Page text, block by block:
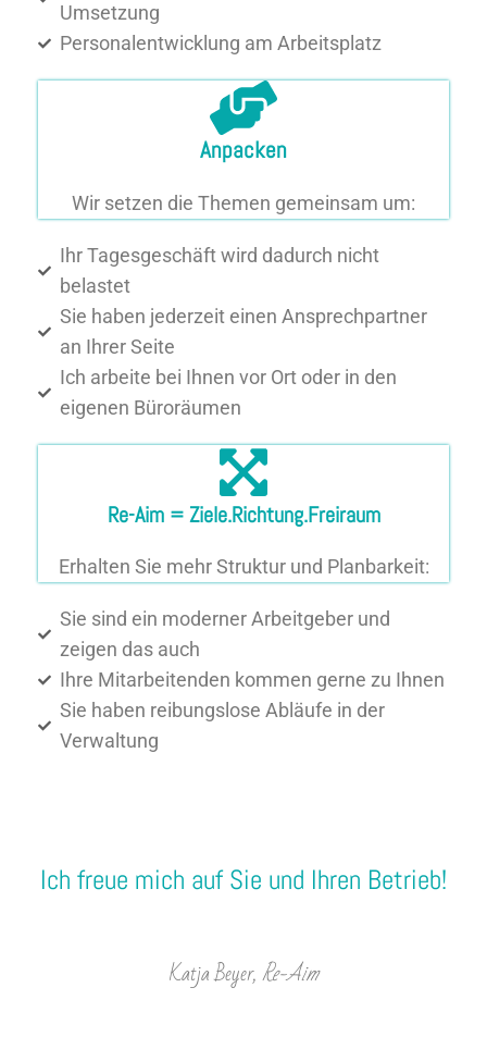
Umsetzung
Personalentwicklung am Arbeitsplatz
Anpacken
Wir setzen die Themen gemeinsam um:
Ihr Tagesgeschäft wird dadurch nicht
belastet
Sie haben jederzeit einen Ansprechpartner
an Ihrer Seite
Ich arbeite bei Ihnen vor Ort oder in den
eigenen Büroräumen
Re-Aim = Ziele.Richtung.Freiraum
Erhalten Sie mehr Struktur und Planbarkeit:
Sie sind ein moderner Arbeitgeber und
zeigen das auch
Ihre Mitarbeitenden kommen gerne zu Ihnen
Sie haben reibungslose Abläufe in der
Verwaltung
Ich freue mich auf Sie und Ihren Betrieb!
Katja Beyer,Re-Aim